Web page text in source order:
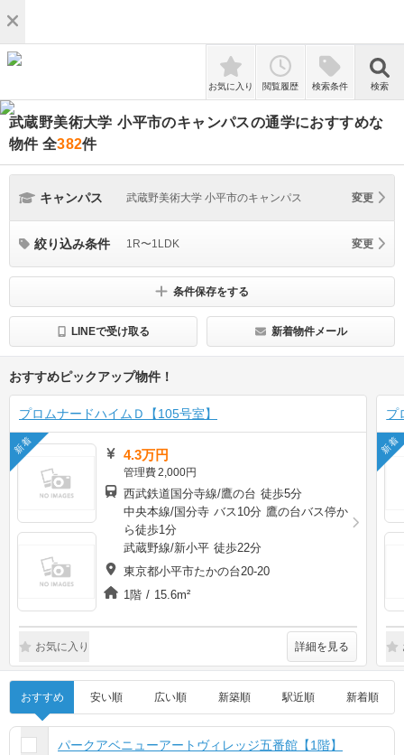
検索
お気に入り 閲覧履歴 検索条件 検索
武蔵野美術大学 小平市のキャンパスの通学におすすめな
物件 全382件
キャンパス 武蔵野美術大学 小平市のキャンパス 変更
絞り込み条件 1R〜1LDK 変更
条件保存をする
LINEで受け取る 新着物件メール
おすすめピックアップ物件！
プロムナードハイムＤ【105号室】
新着 4.3万円
管理費2,000円
西武鉄道国分寺線/鷹の台 徒歩5分
中央本線/国分寺 バス10分 鷹の台バス停か
ら徒歩1分
武蔵野線/新小平 徒歩22分
東京都小平市たかの台20-20
1階 / 15.6m²
お気に入り 詳細を見る
プ
新着
おすすめ 安い順 広い順 新築順 駅近順 新着順
パークアベニューアートヴィレッジ五番館【1階】